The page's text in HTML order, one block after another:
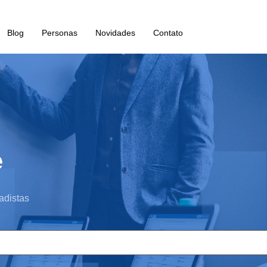
Blog Personas Novidades Contato